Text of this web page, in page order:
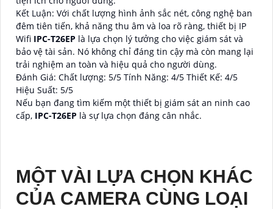
Kết Luận: Với chất lượng hình ảnh sắc nét, công nghệ ban
đêm tiên tiến, khả năng thu âm và loa rõ ràng, thiết bị IP
Wifi IPC-T26EP là lựa chọn lý tưởng cho việc giám sát và
bảo vệ tài sản. Nó không chỉ đáng tin cậy mà còn mang lại
trải nghiệm an toàn và hiệu quả cho người dùng.
Đánh Giá: Chất lượng: 5/5 Tính Năng: 4/5 Thiết Kế: 4/5
Hiệu Suất: 5/5
Nếu bạn đang tìm kiếm một thiết bị giám sát an ninh cao
cấp, IPC-T26EP là sự lựa chọn đáng cân nhắc.
MỘT VÀI LỰA CHỌN KHÁC
CỦA CAMERA CÙNG LOẠI